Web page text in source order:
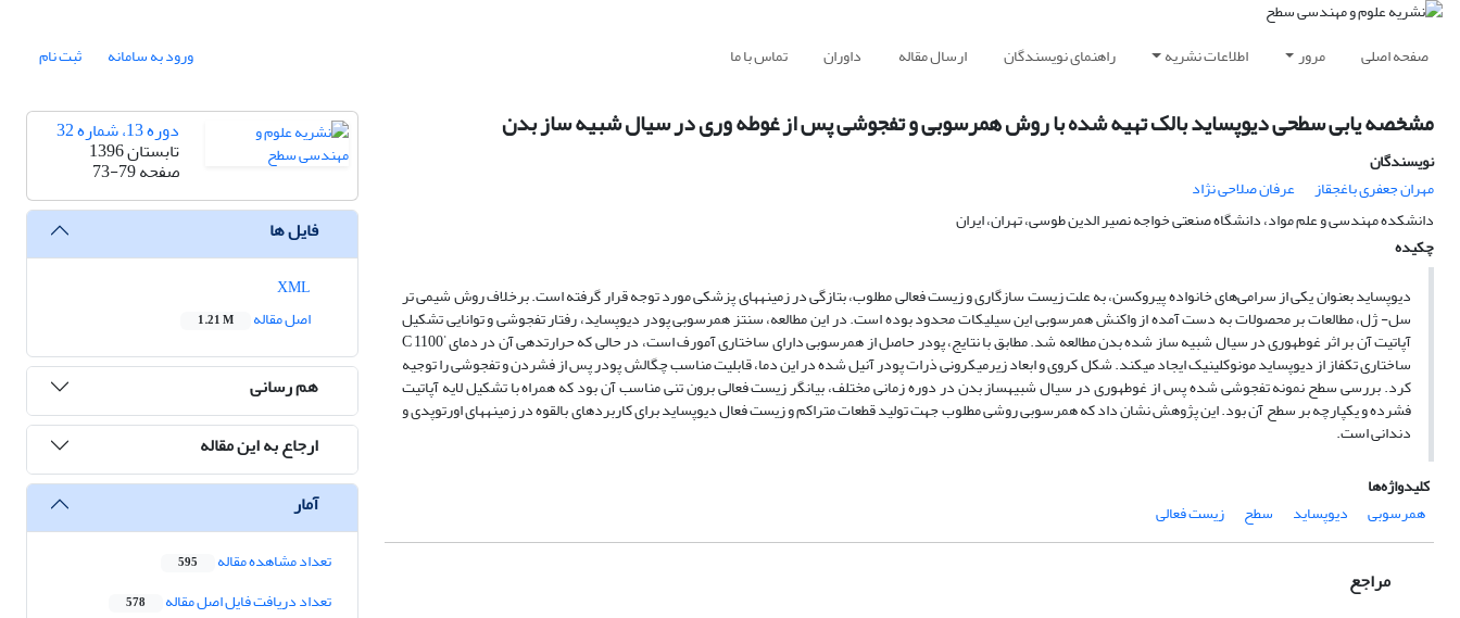
صفحه اصلی مرور اطلاعات نشریه راهنمای نویسندگان ارسال مقاله داوران تماس با ما ورود به سامانه ثبت نام
مشخصه یابی سطحی دیوپساید بالک تهیه شده با روش همرسوبی و تفجوشی پس از غوطه وری در سیال شبیه ساز بدن
نویسندگان
مهران جعفری باغجقاز
عرفان صلاحی نژاد
دانشکده مهندسی و علم مواد، دانشگاه صنعتی خواجه نصیر الدین طوسی، تهران، ایران
چکیده
دیوپساید بعنوان یکی از سرامی­‌های خانواده پیروکسن، به علت زیست سازگاری و زیست فعالی مطلوب، بتازگی در زمینه­های پزشکی مورد توجه قرار گرفته است. برخلاف روش شیمی تر
سل- ژل، مطالعات بر محصولات به دست آمده از واکنش همرسوبی این سیلیکات محدود بوده است. در این مطالعه، سنتز همرسوبی پودر دیوپساید، رفتار تفجوشی و توانایی تشکیل
آپاتیت آن بر اثر غوطه­وری در سیال شبیه ساز شده بدن مطالعه شد. مطابق با نتایج، پودر حاصل از همرسوبی دارای ساختاری آمورف است، در حالی که حرارت­دهی آن در دمای°
C 1100
ساختاری تکفاز از دیوپساید مونوکلینیک ایجاد می­کند. شکل کروی و ابعاد زیرمیکرونی ذرات پودر آنیل شده در این دما، قابلیت مناسب چگالش پودر پس از فشردن و تفجوشی را توجیه
کرد. بررسی سطح نمونه تفجوشی شده پس از غوطه­وری در سیال شبیه­ساز بدن در دوره زمانی مختلف، بیانگر زیست فعالی برون تنی مناسب آن بود که همراه با تشکیل لایه آپاتیت
فشرده و یکپارچه بر سطح آن بود. این پژوهش نشان داد که همرسوبی روشی مطلوب جهت تولید قطعات متراکم و زیست فعال دیوپساید برای کاربردهای بالقوه در زمینه­های اورتوپدی و
دندانی است.
کلیدواژه‌ها
همرسوبی
دیوپساید سطح زیست فعالی
مراجع
دوره 13، شماره 32
تابستان 1396
صفحه73-79
فایل ها
اصل مقاله
1.21 M
هم رسانی
ارجاع به این مقاله
آمار
تعداد مشاهده مقاله 595
تعداد دریافت فایل اصل مقاله 578